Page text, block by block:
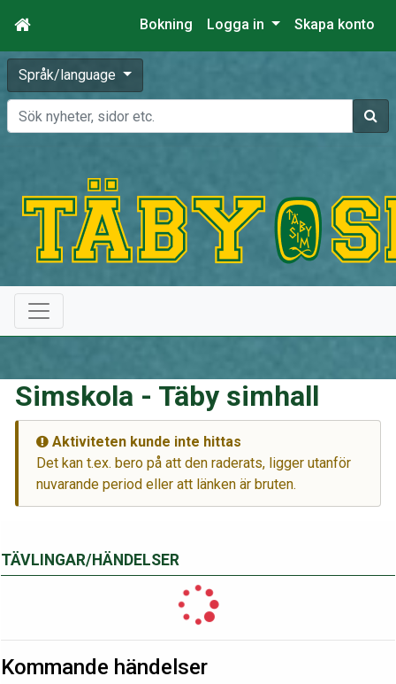
Bokning Logga in Skapa konto
Språk/language
Sök
TÄVLINGAR/HÄNDELSER
Kommande händelser
Simskola - Täby simhall
Aktiviteten kunde inte hittas
Det kan t.ex. bero på att den raderats, ligger utanför
nuvarande period eller att länken är bruten.